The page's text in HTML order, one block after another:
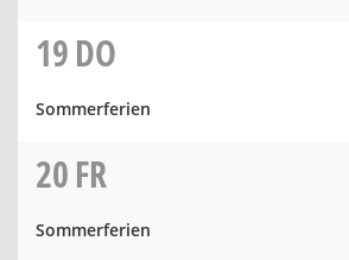
19DO
Sommerferien
20FR
Sommerferien